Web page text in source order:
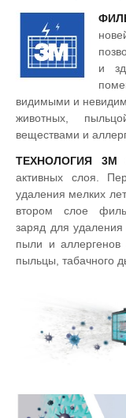
и
видимыми и
животных,
веществами и
ТЕХНОЛОГИЯ 3М
активных слоя.
удаления мелких
втором слое
заряд для удаления
пыли и
пыльцы, табачного